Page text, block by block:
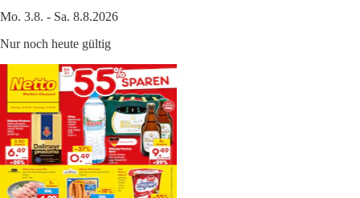
Mo. 3.8. - Sa. 8.8.2026
Nur noch heute gültig